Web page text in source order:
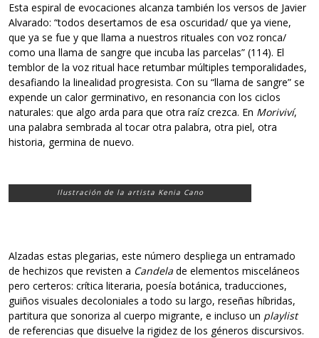
Esta espiral de evocaciones alcanza también los versos de Javier
Alvarado: “todos desertamos de esa oscuridad/ que ya viene,
que ya se fue y que llama a nuestros rituales con voz ronca/
como una llama de sangre que incuba las parcelas” (114). El
temblor de la voz ritual hace retumbar múltiples temporalidades,
desafiando la linealidad progresista. Con su “llama de sangre” se
expende un calor germinativo, en resonancia con los ciclos
naturales: que algo arda para que otra raíz crezca. En Moriviví,
una palabra sembrada al tocar otra palabra, otra piel, otra
historia, germina de nuevo.
Ilustración de la artista Kenia Cano
Alzadas estas plegarias, este número despliega un entramado
de hechizos que revisten a Candela de elementos misceláneos
pero certeros: crítica literaria, poesía botánica, traducciones,
guiños visuales decoloniales a todo su largo, reseñas híbridas,
partitura que sonoriza al cuerpo migrante, e incluso un playlist
de referencias que disuelve la rigidez de los géneros discursivos.